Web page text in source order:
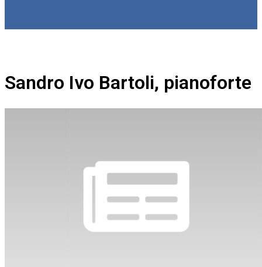
Sandro Ivo Bartoli, pianoforte